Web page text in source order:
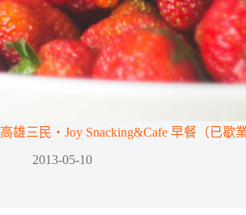
高雄三民‧Joy Snacking&Cafe 早餐（已歇業
2013-05-10